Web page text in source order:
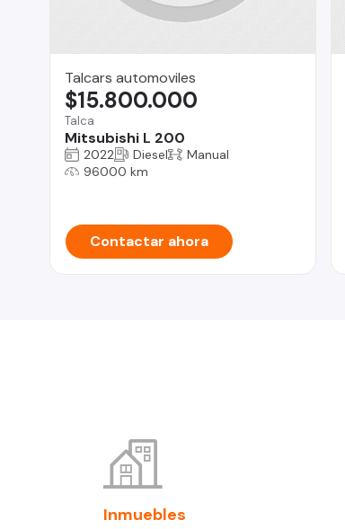
Talcars automoviles
Talca
Mitsubishi L 200
$15.800.000
2022 Diesel
Manual
96000 km
Contactar ahora
Inmuebles